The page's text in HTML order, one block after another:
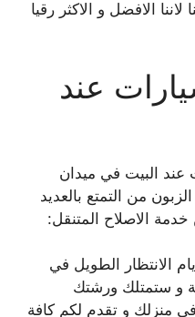
لاننا الافضل و الاكثر رقيا
عند
عند البيت في ميدان
من التمتع بالعديد
الاصلاح المتنقل:
الانتظار الطويل في
و ستمتلك ورشتك
منزلك و تقدم لكم كافة